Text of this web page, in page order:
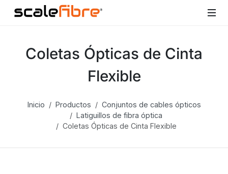
Coletas Ópticas de Cinta
Flexible
Inicio Productos
Conjuntos de cables ópticos
Latiguillos de fibra óptica
Coletas Ópticas de Cinta Flexible